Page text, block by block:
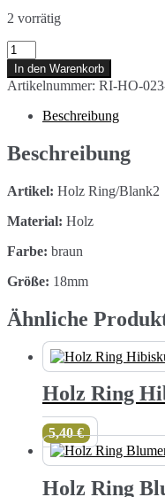
2 vorrätig
Holz
Ring
Blank
braun2
18mm
Menge
In den Warenkorb
Artikelnummer: RI-HO-
Beschreibung
Beschreibung
Artikel: Holz Ring/Blank2
Material: Holz
Farbe: braun
Größe: 18mm
Ähnliche
Holz Ring
5,40€
Holz Ring